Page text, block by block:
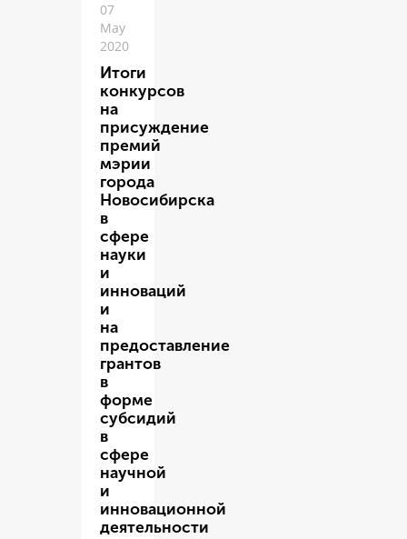
07
May
2020
Итоги
конкурсов
на
присуждение
премий
мэрии
города
Новосибирска
в
сфере
науки
и
инноваций
и
на
предоставление
грантов
в
форме
субсидий
в
сфере
научной
и
инновационной
деятельности